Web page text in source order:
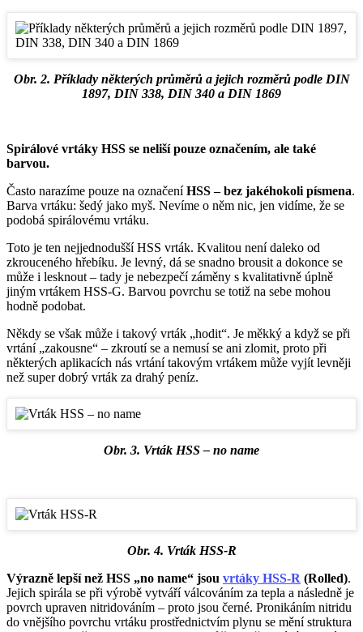
Obr. 2. Příklady některých průměrů a jejich rozměrů podle DIN
1897, DIN 338, DIN 340 a DIN 1869
Spirálové vrtáky HSS se neliší pouze označením, ale také
barvou.
Často narazíme pouze na označeníHSS – bez jakéhokoli písmena.
Barva vrtáku: šedý jako myš. Nevíme o něm nic, jen vidíme, že se
podobá spirálovému vrtáku.
Toto je ten nejjednodušší HSS vrták. Kvalitou není daleko od
zkrouceného hřebíku. Je levný, dá se snadno brousit a dokonce se
může i lesknout – tady je nebezpečí záměny s kvalitativně úplně
jiným vrtákem HSS-G. Barvou povrchu se totiž na sebe mohou
hodně podobat.
Někdy se však může i takový vrták „hodit“. Je měkký a když se při
vrtání „zakousne“ – zkroutí se a nemusí se ani zlomit, proto při
některých aplikacích nás vrtání takovým vrtákem může vyjít levněji
než super dobrý vrták za drahý peníz.
Obr. 3. Vrták HSS – no name
Obr. 4. Vrták HSS-R
Výrazně lepší než HSS „no name“ jsou vrtáky HSS-R (Rolled).
Jejich spirála se při výrobě vytváří válcováním za tepla a následně je
povrch upraven nitridováním – proto jsou černé. Pronikáním nitridu
do vnějšího povrchu vrtáku prostřednictvím plynu se mění struktura